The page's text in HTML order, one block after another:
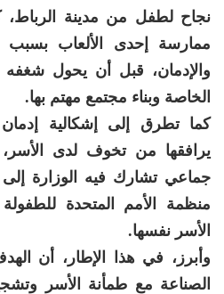
نجاح لطفل من مدينة الرباط،
ممارسة إحدى الألعاب بسبب
والإدمان، قبل أن يحول شغفه
الخاصة وبناء مجتمع مهتم بها.
كما تطرق إلى إشكالية إدمان
يرافقها من تخوف لدى
جماعي تشارك فيه الوزارة
منظمة الأمم المتحدة
الأسر نفسها.
وأبرز، في هذا الإطار، أن
الصناعة مع طمأنة الأسر